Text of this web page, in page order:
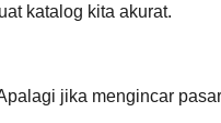
katalog kita akurat.
jika mengincar